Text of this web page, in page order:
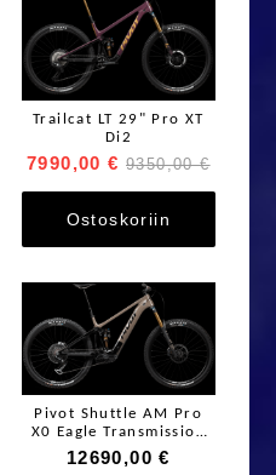
Trailcat LT 29" Pro XT
Di2
7990,00 € 9350,00 €
Ostoskoriin
Pivot Shuttle AM Pro
X0 Eagle Transmission
2026
12690,00 €